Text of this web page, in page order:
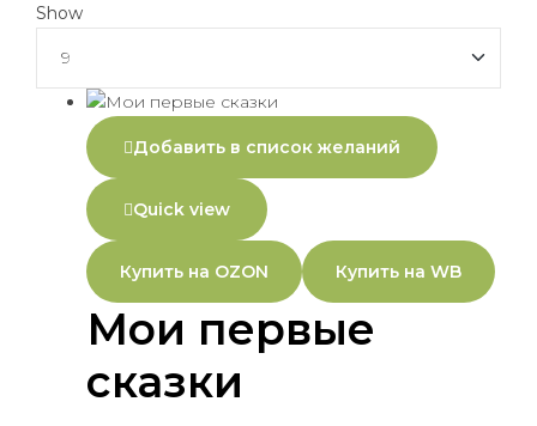
Show
Добавить в список желаний
Quick view
Купить на OZON Купить на WB
Мои первые
сказки